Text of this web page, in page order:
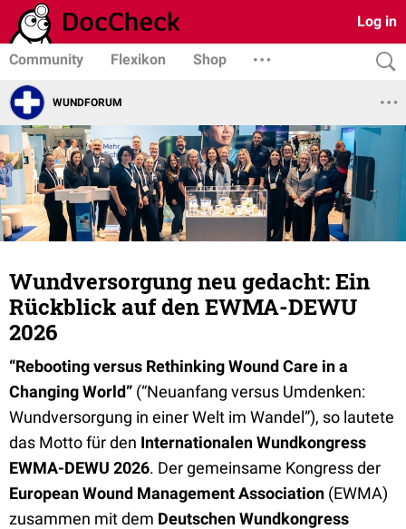
Log in
Community Flexikon Shop
WUNDFORUM
Wundversorgung neu gedacht: Ein
Rückblick auf den EWMA-DEWU
2026
“Rebooting versus Rethinking Wound Care in a
Changing World” (“Neuanfang versus Umdenken:
Wundversorgung in einer Welt im Wandel”), so lautete
das Motto für den Internationalen Wundkongress
EWMA-DEWU 2026. Der gemeinsame Kongress der
European Wound Management Association (EWMA)
zusammen mit dem Deutschen Wundkongress